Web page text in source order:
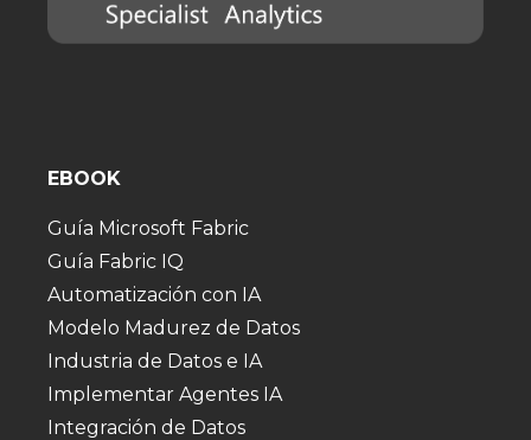
EBOOK
Guía Microsoft Fabric
Guía Fabric IQ
Automatización con IA
Modelo Madurez de Datos
Industria de Datos e IA
Implementar Agentes IA
Integración de Datos